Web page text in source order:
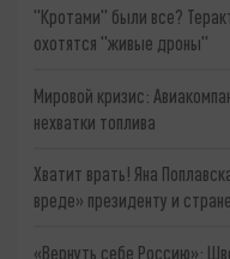
"Кротами" были все?
охотятся "живые дроны"
Мировой кризис:
нехватки топлива
Хватит врать! Яна
вреде» президенту и стране
«Вернуть себе Россию»: